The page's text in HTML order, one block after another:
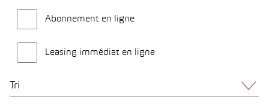
Abonnement en ligne
Leasing immédiat en ligne
Tri